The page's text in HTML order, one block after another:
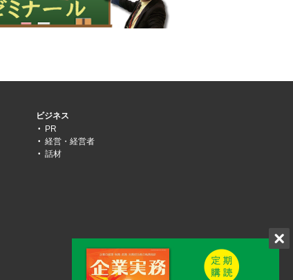
ビジネス
PR
経営・経営者
話材